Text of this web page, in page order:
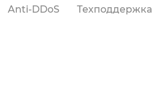
Anti-DDoS Техподдержка